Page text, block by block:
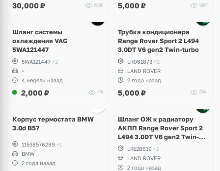
Superb
30,000 ₽ 658 5,000 ₽ 587
Шланг системы
охлаждения VAG
5WA121447
5WA121447 +2
~
4 недели назад
2,000 ₽ 49
Трубка кондиционера
Range Rover Sport 2 L494
3.0DT V6 gen2 Twin-turbo
LR061873 +2
LAND ROVER
2 года назад
5,000 ₽ 594
Корпус термостата BMW
3.0d B57
11538576289 +1
BMW
2 года назад
Шланг ОЖ к радиатору
АКПП Range Rover Sport 2
L494 3.0DT V6 gen2 Twin-
turboLR128619 +2
LAND ROVER
2 года назад